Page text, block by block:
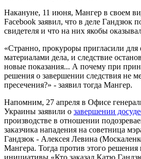
Накануне, 11 июня, Мангер в своем
Facebook заявил, что в деле Гандзюк
свидетеля и что на них якобы
«Странно, прокуроры пригласили для
материалами дела, и следствие
новые показания... А почему при
решения о завершении следствия не
пресечения?» - заявил тогда Мангер.
Напомним, 27 апреля в Офисе
Украины заявили о завершении
производстве в отношении
заказчика нападения на советница
Гандзюк - Алексея Левина
Мангера. Тогда против этого
инициативы «Кто заказал Катю